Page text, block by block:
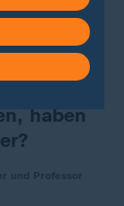
haben